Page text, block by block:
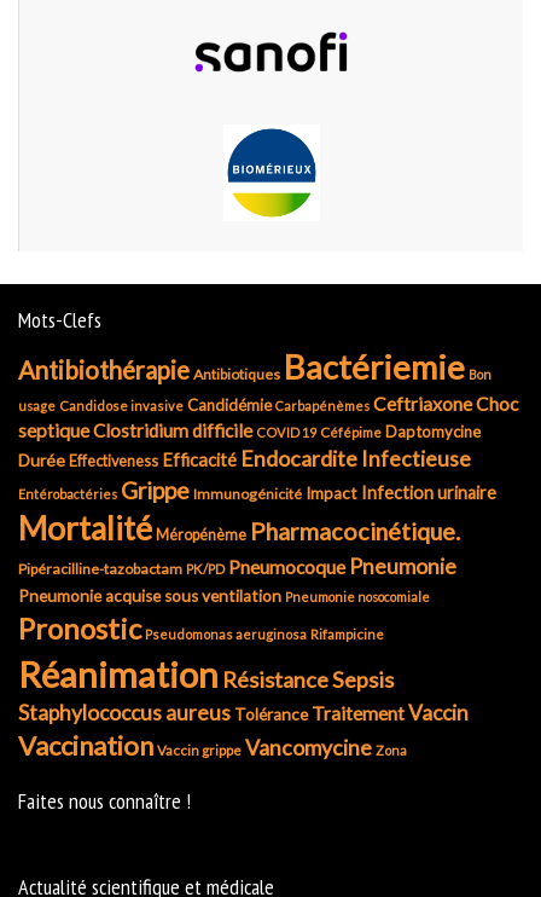
Mots-Clefs
Antibiothérapie Antibiotiques Bactériemie Bon
usage Candidose invasive Candidémie Carbapénèmes CeftriaxoneChoc
septiqueClostridium difficile COVID 19 Céfépime Daptomycine
Durée Effectiveness Efficacité Endocardite Infectieuse
Entérobactéries Grippe Immunogénicité Impact Infection urinaire
Mortalité Méropénème Pharmacocinétique.
Pipéracilline-tazobactam PK/PD Pneumocoque Pneumonie
Pneumonie acquise sous ventilation Pneumonie nosocomiale
Pronostic Pseudomonas aeruginosa Rifampicine
Réanimation RésistanceSepsis
Staphylococcus aureus Tolérance TraitementVaccin
Vaccination Vaccin grippe Vancomycine Zona
Faites nous connaître !
Actualité scientifique et médicale